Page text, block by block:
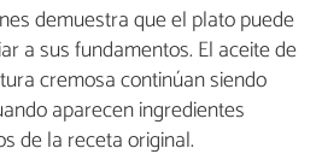
demuestra que el plato puede
a sus fundamentos. El aceite de
cremosa continúan siendo
aparecen ingredientes
de la receta original.